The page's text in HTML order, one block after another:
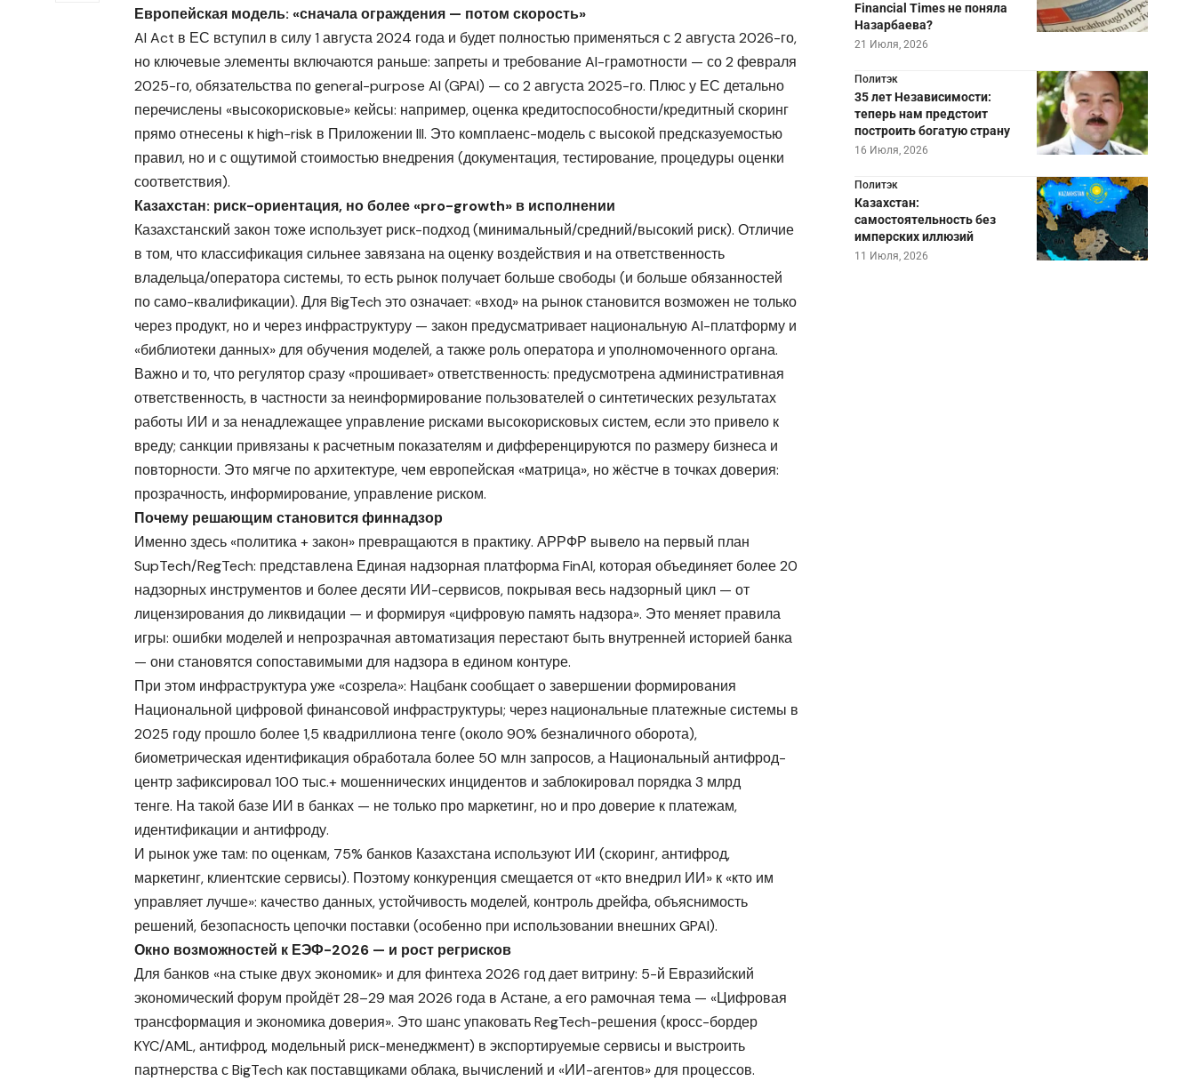
Европейская модель: «сначала ограждения — потом скорость»
AI Act в ЕС вступил в силу 1 августа 2024 года и будет полностью применяться с 2 августа 2026-го,
но ключевые элементы включаются раньше: запреты и требование AI-грамотности — со 2 февраля
2025-го, обязательства по general-purpose AI (GPAI) — со 2 августа 2025-го. Плюс у ЕС детально
перечислены «высокорисковые» кейсы: например, оценка кредитоспособности/кредитный скоринг
прямо отнесены к high-risk в Приложении III. Это комплаенс-модель с высокой предсказуемостью
правил, но и с ощутимой стоимостью внедрения (документация, тестирование, процедуры оценки
соответствия).
Казахстан: риск-ориентация, но более «pro-growth» в исполнении
Казахстанский закон тоже использует риск-подход (минимальный/средний/высокий риск). Отличие
в том, что классификация сильнее завязана на оценку воздействия и на ответственность
владельца/оператора системы, то есть рынок получает больше свободы (и больше обязанностей
по само-квалификации). Для BigTech это означает: «вход» на рынок становится возможен не только
через продукт, но и через инфраструктуру — закон предусматривает национальную AI-платформу и
«библиотеки данных» для обучения моделей, а также роль оператора и уполномоченного органа.
Важно и то, что регулятор сразу «прошивает» ответственность: предусмотрена административная
ответственность, в частности за неинформирование пользователей о синтетических результатах
работы ИИ и за ненадлежащее управление рисками высокорисковых систем, если это привело к
вреду; санкции привязаны к расчетным показателям и дифференцируются по размеру бизнеса и
повторности. Это мягче по архитектуре, чем европейская «матрица», но жёстче в точках доверия:
прозрачность, информирование, управление риском.
Почему решающим становится финнадзор
Именно здесь «политика + закон» превращаются в практику. АРРФР вывело на первый план
SupTech/RegTech: представлена Единая надзорная платформа FinAI, которая объединяет более 20
надзорных инструментов и более десяти ИИ-сервисов, покрывая весь надзорный цикл — от
лицензирования до ликвидации — и формируя «цифровую память надзора». Это меняет правила
игры: ошибки моделей и непрозрачная автоматизация перестают быть внутренней историей банка
— они становятся сопоставимыми для надзора в едином контуре.
При этом инфраструктура уже «созрела»: Нацбанк сообщает о завершении формирования
Национальной цифровой финансовой инфраструктуры; через национальные платежные системы в
2025 году прошло более 1,5 квадриллиона тенге (около 90% безналичного оборота),
биометрическая идентификация обработала более 50 млн запросов, а Национальный антифрод-
центр зафиксировал 100 тыс.+ мошеннических инцидентов и заблокировал порядка 3 млрд
тенге. На такой базе ИИ в банках — не только про маркетинг, но и про доверие к платежам,
идентификации и антифроду.
И рынок уже там: по оценкам, 75% банков Казахстана используют ИИ (скоринг, антифрод,
маркетинг, клиентские сервисы). Поэтому конкуренция смещается от «кто внедрил ИИ» к «кто им
управляет лучше»: качество данных, устойчивость моделей, контроль дрейфа, объяснимость
решений, безопасность цепочки поставки (особенно при использовании внешних GPAI).
Окно возможностей к ЕЭФ-2026 — и рост регрисков
Для банков «на стыке двух экономик» и для финтеха 2026 год дает витрину: 5-й Евразийский
экономический форум пройдёт 28–29 мая 2026 года в Астане, а его рамочная тема — «Цифровая
трансформация и экономика доверия». Это шанс упаковать RegTech-решения (кросс-бордер
KYC/AML, антифрод, модельный риск-менеджмент) в экспортируемые сервисы и выстроить
партнерства с BigTech как поставщиками облака, вычислений и «ИИ-агентов» для процессов.
Financial Times не поняла
Назарбаева?
21 Июля, 2026
Политэк
35 лет Независимости:
теперь нам предстоит
построить богатую страну
16 Июля, 2026
Политэк
Казахстан:
самостоятельность без
имперских иллюзий
11 Июля, 2026